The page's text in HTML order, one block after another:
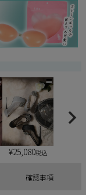
¥25,080税込
確認事項